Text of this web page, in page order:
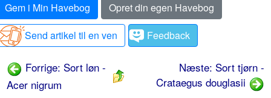
Gem i Min Havebog
Opret din egen Havebog
Send artikel til en ven
Feedback
Forrige: Sort løn -
Acer nigrum
Næste: Sort tjørn -
Crataegus douglasii